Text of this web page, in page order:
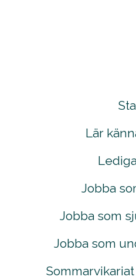
Lär
Jobba
Jobba som
Jobba som